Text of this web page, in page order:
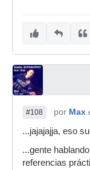
#108 por Max
...jajajajja, eso
...gente
referencias